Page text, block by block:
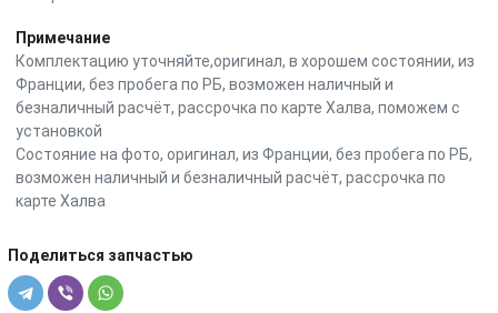
Примечание
Комплектацию уточняйте,оригинал, в хорошем состоянии, из
Франции, без пробега по РБ, возможен наличный и
безналичный расчёт, рассрочка по карте Халва, поможем с
установкой
Состояние на фото, оригинал, из Франции, без пробега по РБ,
возможен наличный и безналичный расчёт, рассрочка по
карте Халва
Поделиться запчастью